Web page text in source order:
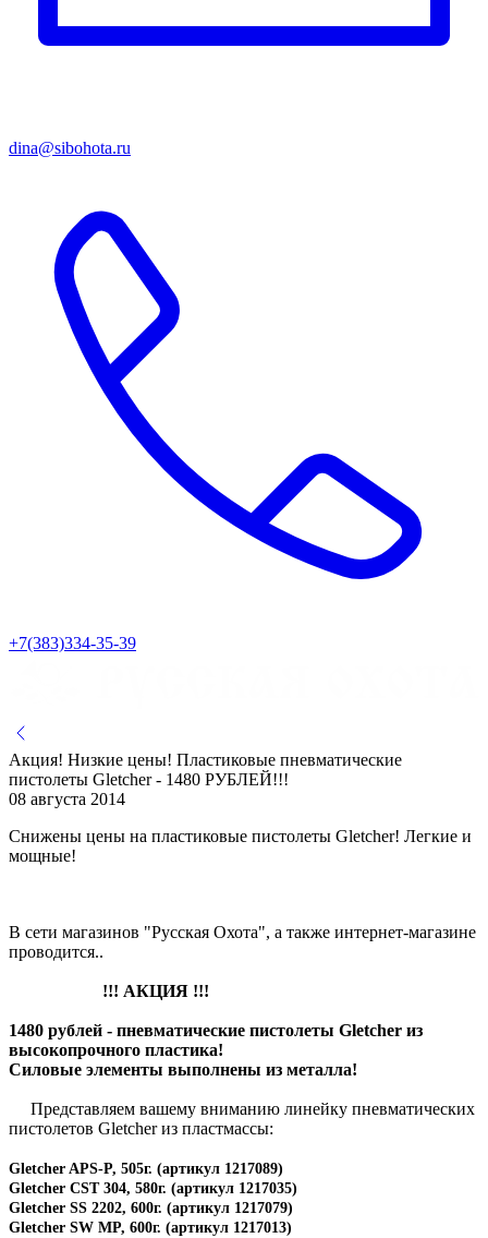
dina@sibohota.ru
+7(383)334-35-39
Акция! Низкие цены! Пластиковые пневматические
пистолеты Gletcher - 1480 РУБЛЕЙ!!!
08 августа 2014
Снижены цены на пластиковые пистолеты Gletcher! Легкие и
мощные!
В сети магазинов "Русская Охота", а также интернет-магазине
проводится..
!!! АКЦИЯ !!!
1480 рублей - пневматические пистолеты Gletcher из
высокопрочного пластика!
Силовые элементы выполнены из металла!
Представляем вашему вниманию линейку пневматических
пистолетов Gletcher из пластмассы:
Gletcher APS-P, 505г. (артикул 1217089)
Gletcher СST 304, 580г. (артикул 1217035)
Gletcher SS 2202, 600г. (артикул 1217079)
Gletcher SW MP, 600г. (артикул 1217013)